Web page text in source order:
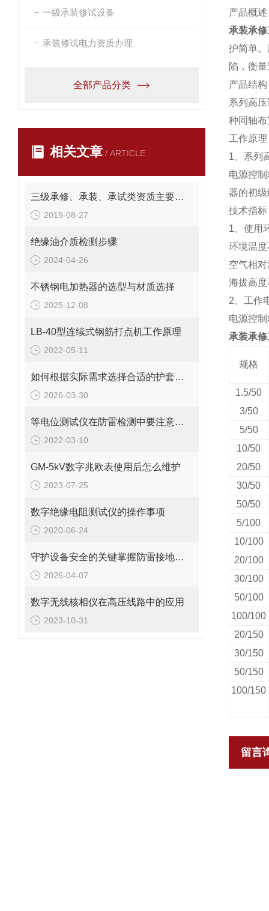
一级承装修试设备
承装修试电力资质办理
全部产品分类
相关文章 / ARTICLE
三级承修、承装、承试类资质主要试验设备配置表
2019-08-27
绝缘油介质检测步骤
2024-04-26
不锈钢电加热器的选型与材质选择
2025-12-08
LB-40型连续式钢筋打点机工作原理
2022-05-11
如何根据实际需求选择合适的护套式电加热器
2026-03-30
等电位测试仪在防雷检测中要注意的事项
2022-03-10
GM-5kV数字兆欧表使用后怎么维护
2023-07-25
数字绝缘电阻测试仪的操作事项
2020-06-24
守护设备安全的关键掌握防雷接地电阻的测量方法
2026-04-07
数字无线核相仪在高压线路中的应用
2023-10-31
产品概述
承装承
护简单
陷，衡
产品结构
系列高
种同轴
工作原理
1、系列
电源控
器的初
技术指标
1、使用
环境温
空气相
海拔高
2、工作
电源控
承装承
规格
1.5/50
3/50
5/50
10/50
20/50
30/50
50/50
5/100
10/100
20/100
30/100
50/100
100/100
20/150
30/150
50/150
100/150
留言